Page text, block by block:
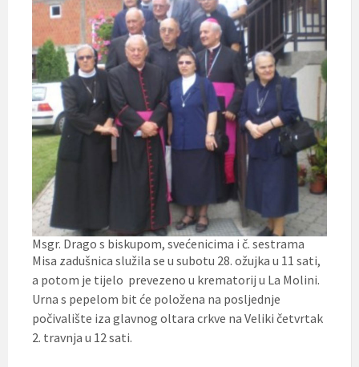
Msgr. Drago s biskupom, svećenicima i č. sestrama
Misa zadušnica služila se u subotu 28. ožujka u 11 sati,
a potom je tijelo prevezeno u krematorij u La Molini.
Urna s pepelom bit će položena na posljednje
počivalište iza glavnog oltara crkve na Veliki četvrtak
2. travnja u 12 sati.